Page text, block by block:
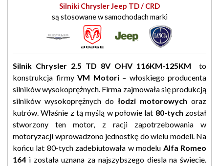
Silniki Chrysler Jeep TD / CRD
są stosowane w samochodach marki
Silnik Chrysler 2.5 TD 8V OHV 116KM-125KM to
konstrukcja firmy VM Motori– włoskiego producenta
silników wysokoprężnych. Firma zajmowała się produkcją
silników wysokoprężnych do łodzi motorowych oraz
kutrów. Właśnie z tą myślą w połowie lat 80-tych został
stworzony ten motor, z racji zapotrzebowania w
motoryzacji wprowadzono jednostkę do wielu modeli. Na
końcu lat 80-tych zadebiutowała w modelu Alfa Romeo
164 i została uznana za najszybszego diesla na świecie.